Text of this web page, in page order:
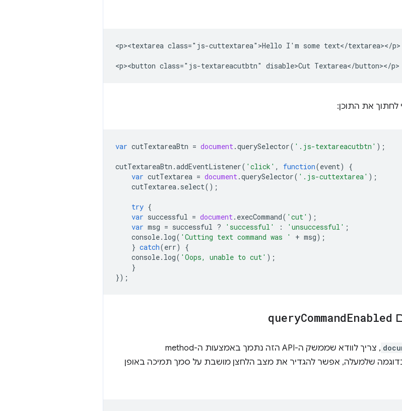
<p><textarea class="js-cuttextarea">Hello I'm some text</textarea></p>
לחתוך את התוכן:
var cutTextareaBtn = document.querySelector( '.js-textareacutbtn' );
cutTextareaBtn .addEventListener( 'click' , function(event)
{
var cutTextarea = document.querySelector( '.js-cuttextarea' );
cutTextarea. select();
try {
var successful = document. execCommand( 'cut' );
var msg = successful ? 'successful' : 'unsuccessful' ;
console. log( 'Cutting text command was ' + msg);
} catch(err)
{
console. log( 'Oops, unable to cut' );
}
});
queryCommandEnabled
, צריך לוודא שממשק ה-API הזה נתמך באמצעות ה-method‏
שלמעלה, אפשר להגדיר את מצב הלחצן מושבת על סמך תמיכה באופן